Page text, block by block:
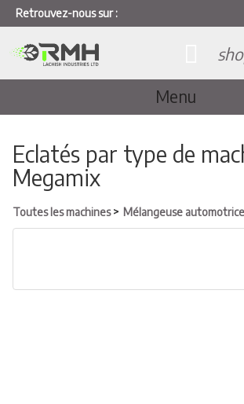
Retrouvez-nous sur :
Menu
Eclatés par type de
Megamix
Toutes les machines Mélangeuse automotrice